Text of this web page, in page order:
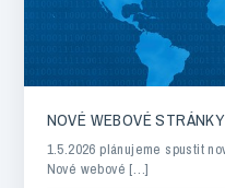
NOVÉ WEBOVÉ STRÁNKY
1.5.2026 plánujeme spustit
Nové webové […]